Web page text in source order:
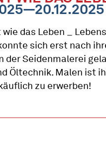
das Leben _
sich erst nach
der Seidenmalerei
Öltechnik. Malen ist
zu erwerben!